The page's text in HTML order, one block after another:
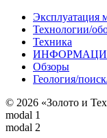
Эксплуатация
Технологии/
Техника
Обзоры
Геология/
© 2026 «Золото и
modal 1
modal 2